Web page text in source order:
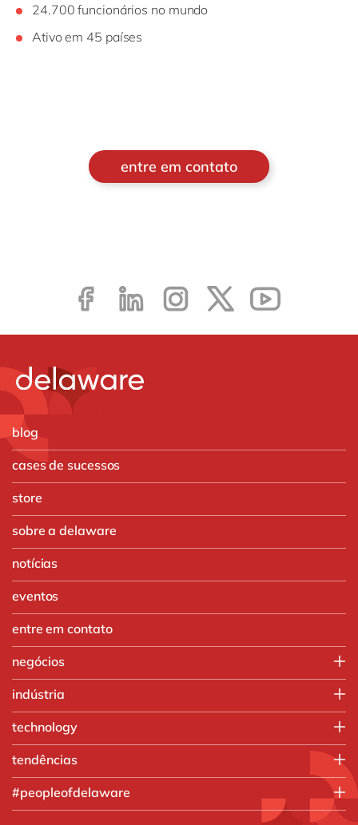
24.700funcionários no mundo
Ativo em 45 países
entre em contato
blog
cases de sucessos
store
sobre a delaware
notícias
eventos
entre em contato
negócios
IT
Vendas e Marketing
indústria
Agronegócio
Automotivo
Produtos químicos
Manufatura
Engenharia e projetos
technology
tendências
Inteligência artificial
Análise de dados
#peopleofdelaware